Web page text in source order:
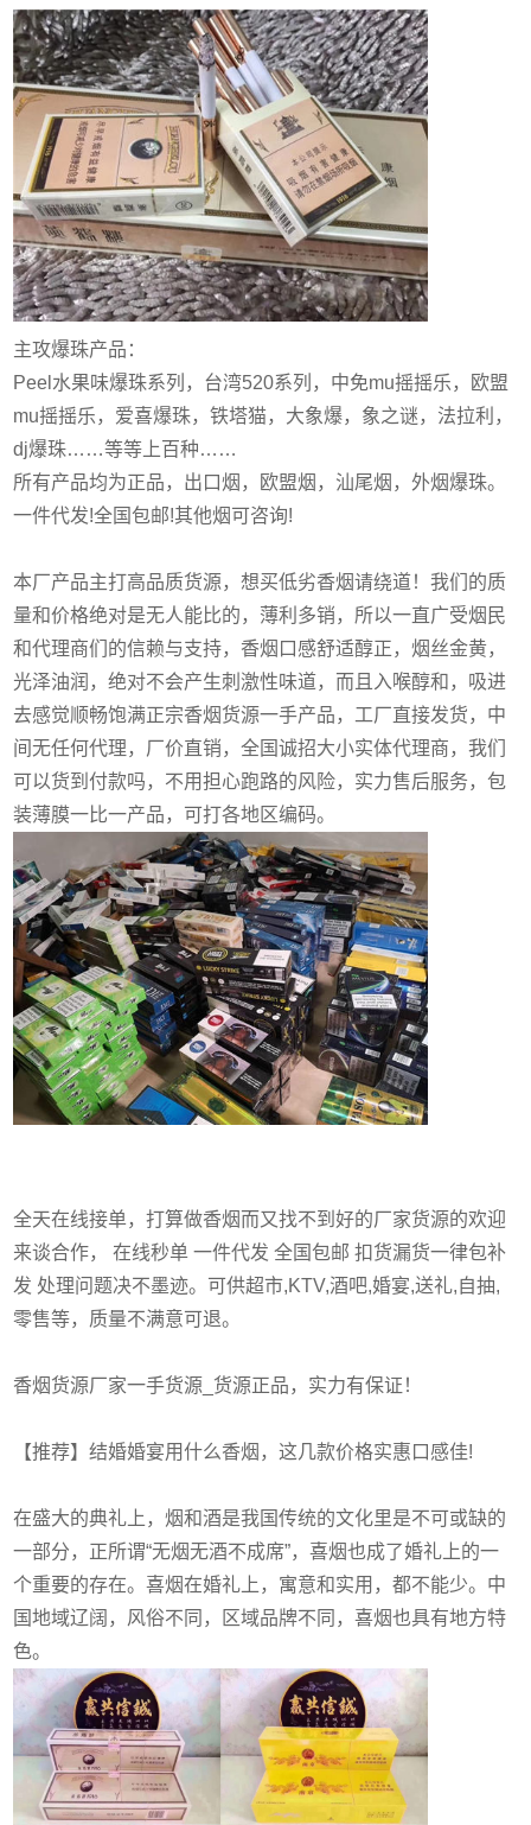
主攻爆珠产品：
Peel水果味爆珠系列，台湾520系列，中免mu摇摇乐，欧盟
mu摇摇乐，爱喜爆珠，铁塔猫，大象爆，象之谜，法拉利，
dj爆珠……等等上百种……
所有产品均为正品，出口烟，欧盟烟，汕尾烟，外烟爆珠。
一件代发!全国包邮!其他烟可咨询!
本厂产品主打高品质货源，想买低劣香烟请绕道！我们的质
量和价格绝对是无人能比的，薄利多销，所以一直广受烟民
和代理商们的信赖与支持，香烟口感舒适醇正，烟丝金黄，
光泽油润，绝对不会产生刺激性味道，而且入喉醇和，吸进
去感觉顺畅饱满正宗香烟货源一手产品，工厂直接发货，中
间无任何代理，厂价直销，全国诚招大小实体代理商，我们
可以货到付款吗，不用担心跑路的风险，实力售后服务，包
装薄膜一比一产品，可打各地区编码。
全天在线接单，打算做香烟而又找不到好的厂家货源的欢迎
来谈合作， 在线秒单 一件代发 全国包邮 扣货漏货一律包补
发 处理问题决不墨迹。可供超市,KTV,酒吧,婚宴,送礼,自抽,
零售等，质量不满意可退。
香烟货源厂家一手货源_货源正品，实力有保证！
【推荐】结婚婚宴用什么香烟，这几款价格实惠口感佳!
在盛大的典礼上，烟和酒是我国传统的文化里是不可或缺的
一部分，正所谓“无烟无酒不成席”，喜烟也成了婚礼上的一
个重要的存在。喜烟在婚礼上，寓意和实用，都不能少。中
国地域辽阔，风俗不同，区域品牌不同，喜烟也具有地方特
色。